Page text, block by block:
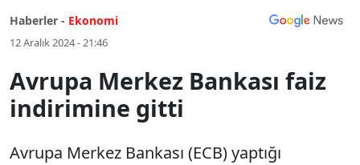
Haberler - Ekonomi
12 Aralık 2024 - 21:46
Avrupa Merkez Bankası faiz
indirimine gitti
Avrupa Merkez Bankası (ECB) yaptığı